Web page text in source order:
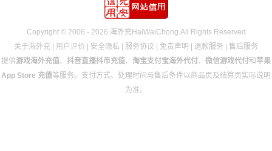
Copyright © 2006 - 2026 海外充HaiWaiChong.All Rights Reserved
关于海外充 | 用户评价 | 安全隐私 | 服务协议 | 免责声明 | 退款服务 | 售后服务
提供游戏海外充值、 抖音直播抖币充值、 淘宝支付宝海外代付、 微信游戏代付和 苹果
App Store 充值等服务。支付方式、处理时间与售后条件以商品页及结算页实际说明
为准。